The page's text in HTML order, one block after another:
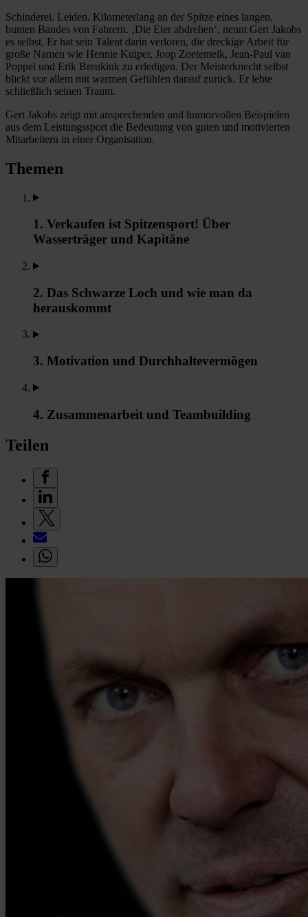
Schinderei. Leiden. Kilometerlang an der Spitze eines langen,
bunten Bandes von Fahrern. ‚Die Eier abdrehen‘, nennt Gert Jakobs
es selbst. Er hat sein Talent darin verloren, die dreckige Arbeit für
große Namen wie Hennie Kuiper, Joop Zoetemelk, Jean-Paul van
Poppel und Erik Breukink zu erledigen. Der Meisterknecht selbst
blickt vor allem mit warmen Gefühlen darauf zurück. Er lebte
schließlich seinen Traum.
Gert Jakobs zeigt mit ansprechenden und humorvollen Beispielen
aus dem Leistungssport die Bedeutung von guten und motivierten
Mitarbeitern in einer Organisation.
Themen
1. Verkaufen ist Spitzensport! Über
Wasserträger und Kapitäne
2. Das Schwarze Loch und wie man da
herauskommt
3. Motivation und Durchhaltevermögen
4. Zusammenarbeit und Teambuilding
Teilen